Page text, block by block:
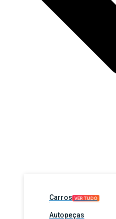
Carros VER TUDO
Autopeças